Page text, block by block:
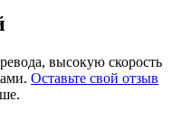
высокую скорость
Оставьте свой отзыв